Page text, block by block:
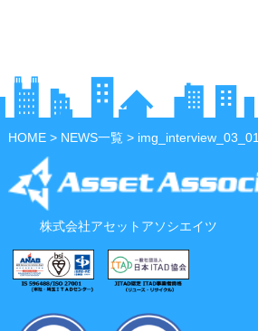
HOME> NEWS一覧> img_interview_03_01
株式会社アセットアソシエイツ